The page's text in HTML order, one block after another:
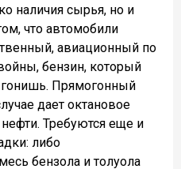
наличия сырья, но и
что автомобили
авиационный по
бензин, который
Прямогонный
дает октановое
Требуются еще и
либо
бензола и толуола